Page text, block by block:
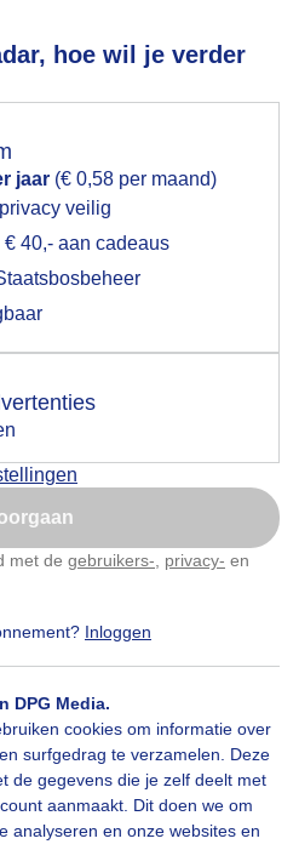
hoe wil je verder
jaar (€ 0,58 per maand)
veilig
40,- aan cadeaus
met de gebruikers- privacy- en
Inloggen
DPG Media.
cookies om informatie over
surfgedrag te verzamelen. Deze
de gegevens die je zelf deelt met
aanmaakt. Dit doen we om
analyseren en onze websites en
starlink kwam over
04-2026, 84x bekeken
gebruiken voor het
akkoord op hebt gegeven,
up uit je browser waarin
de popup
later
dit aan te passen